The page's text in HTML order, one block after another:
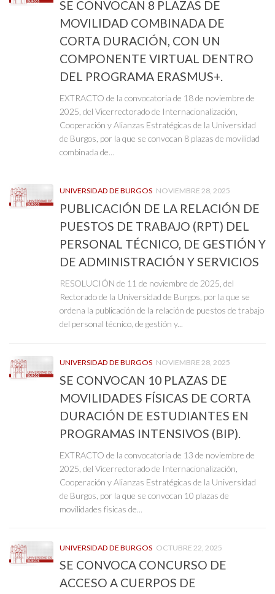
SE CONVOCAN 8 PLAZAS DE
MOVILIDAD COMBINADA DE
CORTA DURACIÓN, CON UN
COMPONENTE VIRTUAL DENTRO
DEL PROGRAMA ERASMUS+.
EXTRACTO de la convocatoria de 18 de noviembre de
2025, del Vicerrectorado de Internacionalización,
Cooperación y Alianzas Estratégicas de la Universidad
de Burgos, por la que se convocan 8 plazas de movilidad
combinada de...
UNIVERSIDAD DE BURGOS NOVIEMBRE 28, 2025
PUBLICACIÓN DE LA RELACIÓN DE
PUESTOS DE TRABAJO (RPT) DEL
PERSONAL TÉCNICO, DE GESTIÓN Y
DE ADMINISTRACIÓN Y SERVICIOS
RESOLUCIÓN de 11 de noviembre de 2025, del
Rectorado de la Universidad de Burgos, por la que se
ordena la publicación de la relación de puestos de trabajo
del personal técnico, de gestión y...
UNIVERSIDAD DE BURGOS NOVIEMBRE 28, 2025
SE CONVOCAN 10 PLAZAS DE
MOVILIDADES FÍSICAS DE CORTA
DURACIÓN DE ESTUDIANTES EN
PROGRAMAS INTENSIVOS (BIP).
EXTRACTO de la convocatoria de 13 de noviembre de
2025, del Vicerrectorado de Internacionalización,
Cooperación y Alianzas Estratégicas de la Universidad
de Burgos, por la que se convocan 10 plazas de
movilidades físicas de...
UNIVERSIDAD DE BURGOS OCTUBRE 22, 2025
SE CONVOCA CONCURSO DE
ACCESO A CUERPOS DE